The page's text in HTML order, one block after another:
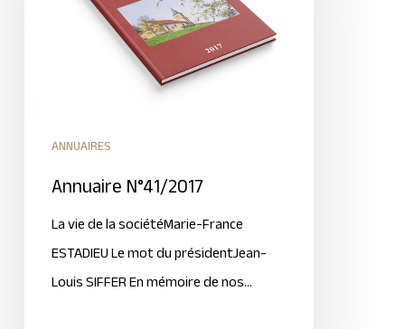
ANNUAIRES
Annuaire N°41/2017
La vie de la sociétéMarie-France
ESTADIEU Le mot du présidentJean-
Louis SIFFER En mémoire de nos…